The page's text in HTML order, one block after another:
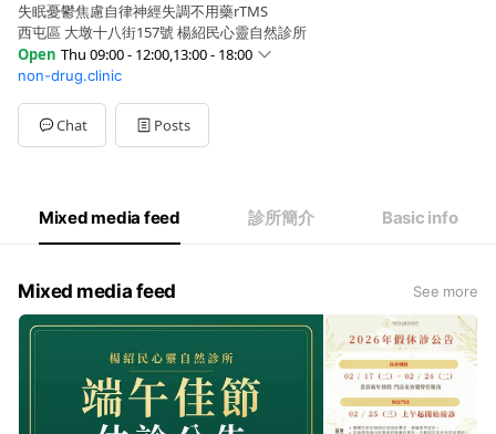
失眠憂鬱焦慮自律神經失調不用藥rTMS
西屯區 大墩十八街157號 楊紹民心靈自然診所
Open Thu 09:00 - 12:00,13:00 - 18:00
SunClosed
MonClosed
Tue13:00 - 18:00,18:30 - 21:30
Wed09:00 - 12:00,13:00 - 18:00
09:00 - 12:00,13:00 - 18:00
週日、週一為公休日
non-drug.clinic
Chat Posts
Mixed media feed 診所簡介 Basic info
Mixed media feed See more